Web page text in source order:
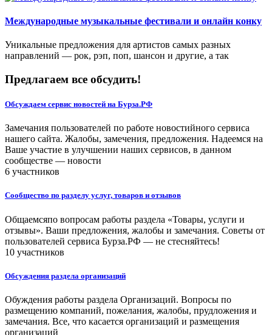
Международные музыкальные фестивали и онлайн конку
Уникальные предложения для артистов самых разных
направлений — рок, рэп, поп, шансон и другие, а так
Предлагаем все обсудить!
Обсуждаем сервис новостей на Бурза.РФ
Замечания пользователей по работе новостийного сервиса
нашего сайта. Жалобы, замечения, предложения. Надеемся на
Ваше участие в улучшении наших сервисов, в данном
сообществе — новости
6 участников
Сообщество по разделу услуг, товаров и отзывов
Общаемсяпо вопросам работы раздела «Товары, услуги и
отзывы». Ваши предложения, жалобы и замечания. Советы от
пользователей сервиса Бурза.РФ — не стесняйтесь!
10 участников
Обсуждения раздела организаций
Обуждения работы раздела Организаций. Вопросы по
размещению компаний, пожелания, жалобы, прудложения и
замечания. Все, что касается организаций и размещения
организаций